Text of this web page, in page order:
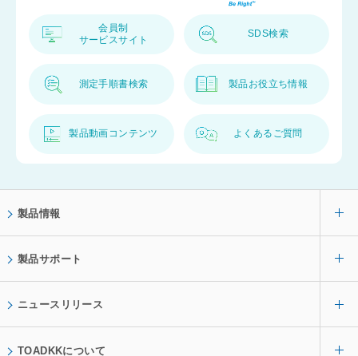
会員制
サービスサイト
SDS検索
測定手順書検索 製品お役立ち情報
製品動画コンテンツ よくあるご質問
製品情報
製品サポート
ニュースリリース
TOADKKについて